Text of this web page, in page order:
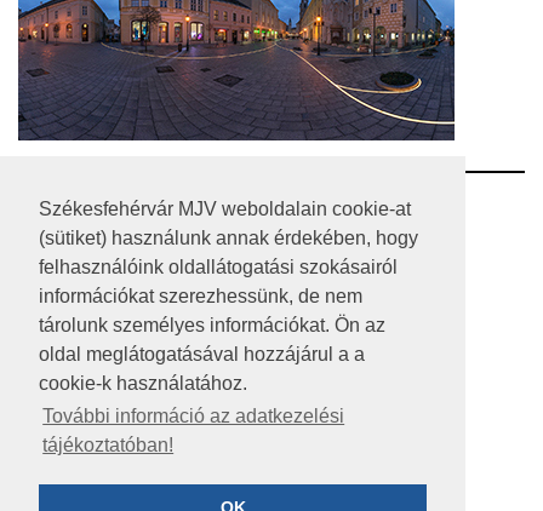
Székesfehérvár MJV weboldalain cookie-at
(sütiket) használunk annak érdekében, hogy
felhasználóink oldallátogatási szokásairól
információkat szerezhessünk, de nem
tárolunk személyes információkat. Ön az
oldal meglátogatásával hozzájárul a a
cookie-k használatához.
További információ az adatkezelési
tájékoztatóban!
RSS
A HONLAP 2017.03.31-I ÁLLAPOTA
JOGI NYILATKOZAT
IMPRESSZUM
KÖZÉRDEKŰ ADATOK